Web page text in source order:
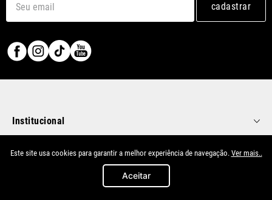
Este site usa cookies para garantir a melhor experiência de navegação. Ver mais..
Aceitar
cadastrar
Institucional